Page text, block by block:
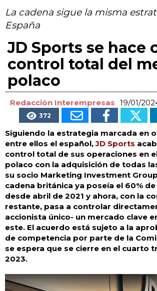
La cadena sigue la misma
España
JD Sports se hace
control total del
polaco
Redacción Interempresas 19/01/
372
Siguiendo la estrategia marcada en
entre ellos el español,JD Sports
control total de sus operaciones en
polaco con la adquisición de todas
su socio Marketing Investment Group
cadena británica ya poseía el 60%
desde abril de 2021 y ahora, con la
restante, pasa a controlar
accionista único- un mercado clave
este. El acuerdo está sujeto a la
de competencia por parte de la
se espera que se cierre en el cuarto
2023.